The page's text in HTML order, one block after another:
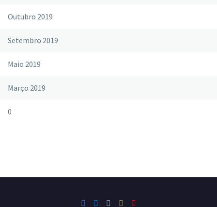
Outubro 2019
Setembro 2019
Maio 2019
Março 2019
0